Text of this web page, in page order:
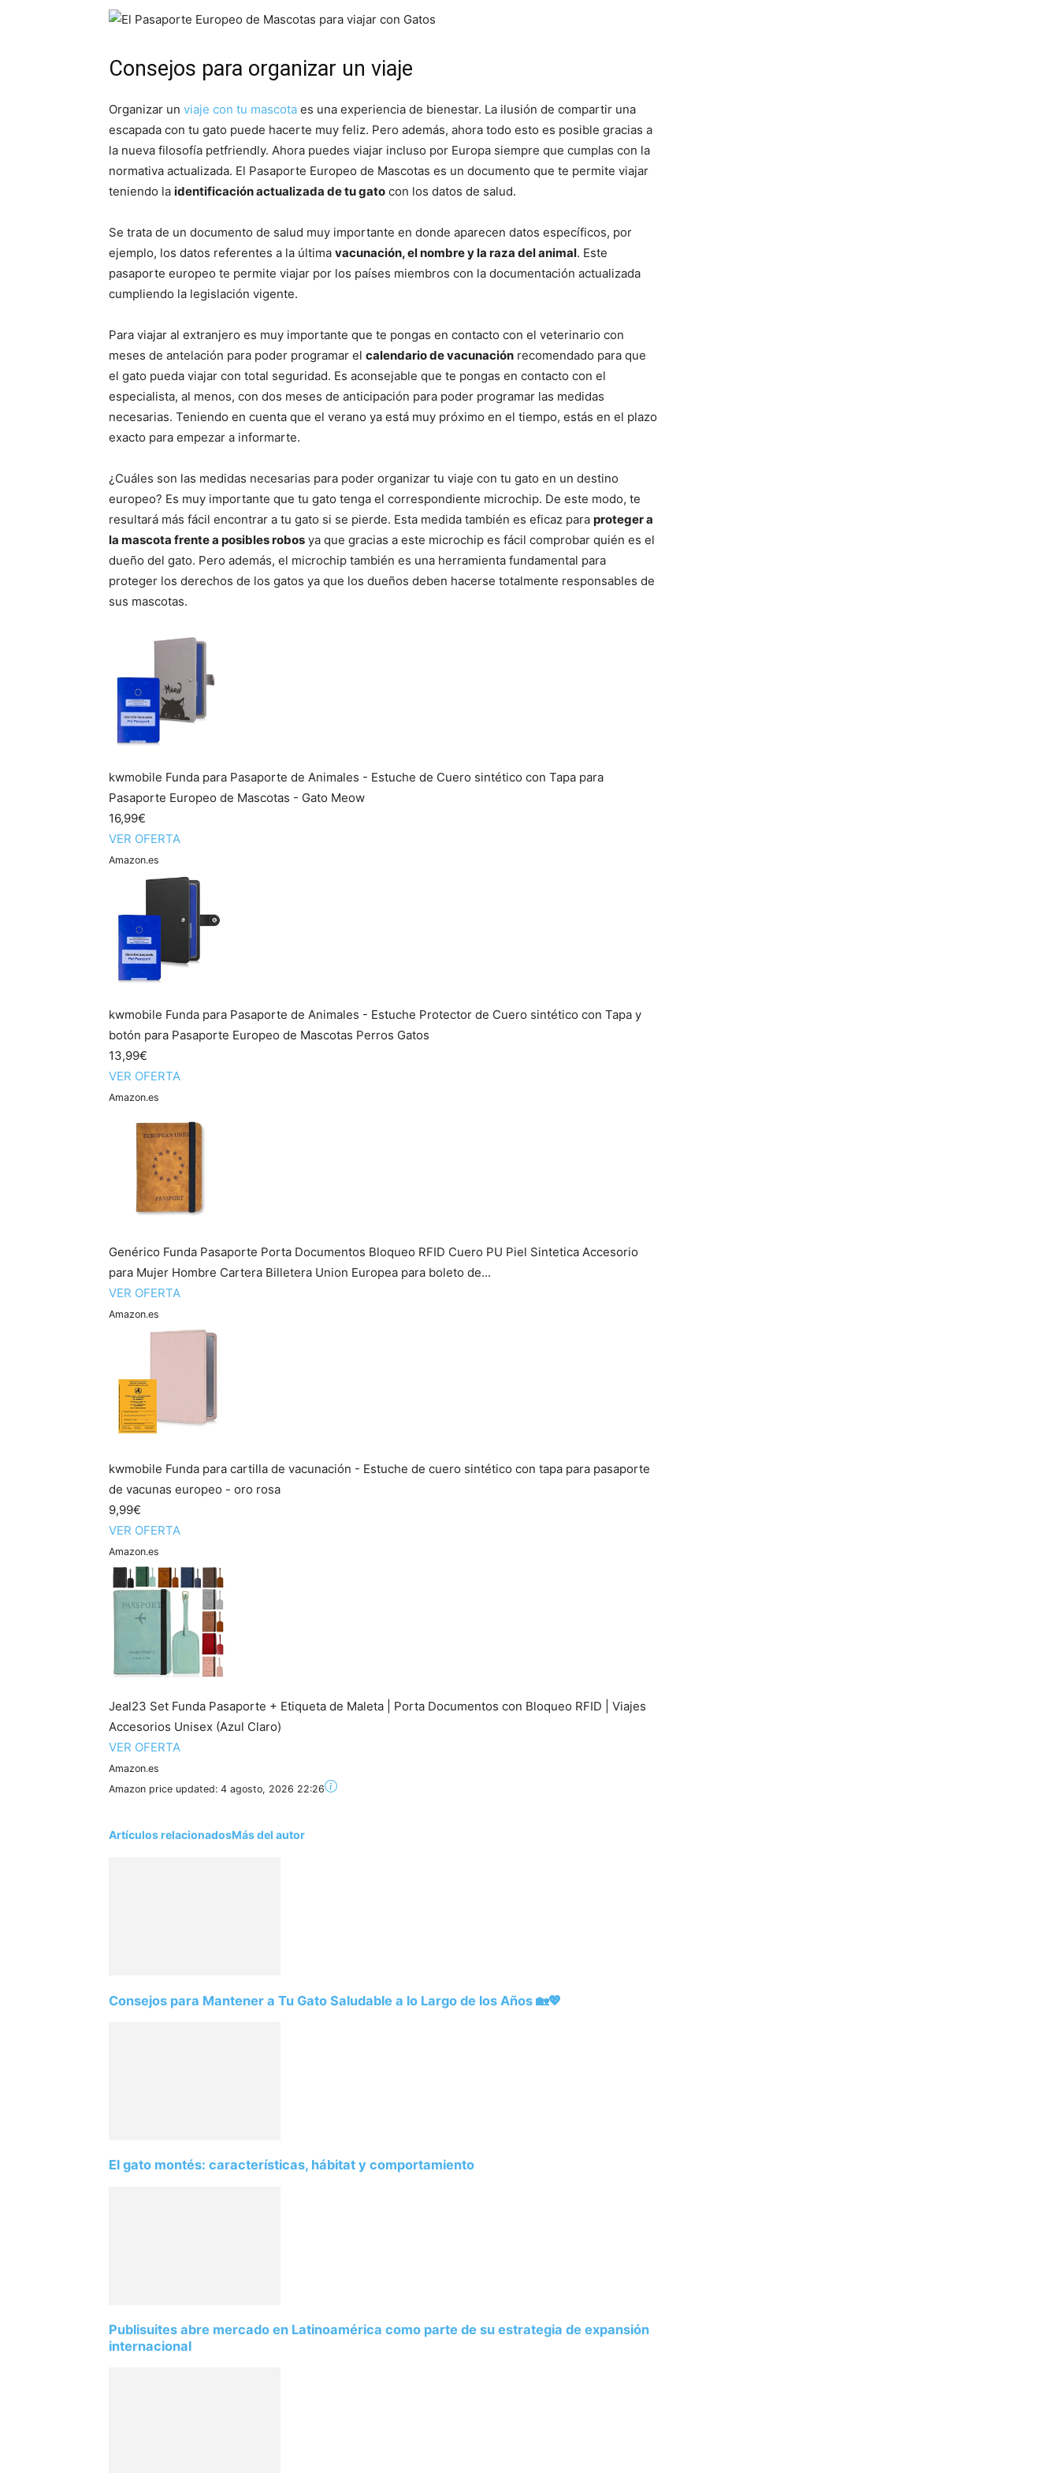
–
Razas
Gatos
Consejos para organizar un viaje
Organizar un viaje con tu mascota es una experiencia de bienestar. La ilusión de compartir una
escapada con tu gato puede hacerte muy feliz. Pero además, ahora todo esto es posible gracias a
la nueva filosofía petfriendly. Ahora puedes viajar incluso por Europa siempre que cumplas con la
normativa actualizada. El Pasaporte Europeo de Mascotas es un documento que te permite viajar
teniendo la identificación actualizada de tu gato con los datos de salud.
Se trata de un documento de salud muy importante en donde aparecen datos específicos, por
ejemplo, los datos referentes a la última vacunación, el nombre y la raza del animal. Este
pasaporte europeo te permite viajar por los países miembros con la documentación actualizada
cumpliendo la legislación vigente.
Para viajar al extranjero es muy importante que te pongas en contacto con el veterinario con
meses de antelación para poder programar el calendario de vacunación recomendado para que
el gato pueda viajar con total seguridad. Es aconsejable que te pongas en contacto con el
especialista, al menos, con dos meses de anticipación para poder programar las medidas
necesarias. Teniendo en cuenta que el verano ya está muy próximo en el tiempo, estás en el plazo
exacto para empezar a informarte.
¿Cuáles son las medidas necesarias para poder organizar tu viaje con tu gato en un destino
europeo? Es muy importante que tu gato tenga el correspondiente microchip. De este modo, te
resultará más fácil encontrar a tu gato si se pierde. Esta medida también es eficaz para proteger a
la mascota frente a posibles robos ya que gracias a este microchip es fácil comprobar quién es el
dueño del gato. Pero además, el microchip también es una herramienta fundamental para
proteger los derechos de los gatos ya que los dueños deben hacerse totalmente responsables de
sus mascotas.
kwmobile Funda para Pasaporte de Animales - Estuche de Cuero sintético con Tapa para
Pasaporte Europeo de Mascotas - Gato Meow
16,99€
VER OFERTA
Amazon.es
kwmobile Funda para Pasaporte de Animales - Estuche Protector de Cuero sintético con Tapa y
botón para Pasaporte Europeo de Mascotas Perros Gatos
13,99€
VER OFERTA
Amazon.es
Genérico Funda Pasaporte Porta Documentos Bloqueo RFID Cuero PU Piel Sintetica Accesorio
para Mujer Hombre Cartera Billetera Union Europea para boleto de...
VER OFERTA
Amazon.es
kwmobile Funda para cartilla de vacunación - Estuche de cuero sintético con tapa para pasaporte
de vacunas europeo - oro rosa
9,99€
VER OFERTA
Amazon.es
Jeal23 Set Funda Pasaporte + Etiqueta de Maleta | Porta Documentos con Bloqueo RFID | Viajes
Accesorios Unisex (Azul Claro)
VER OFERTA
Amazon.es
Amazon price updated: 4 agosto, 2026 22:26
Artículos relacionadosMás del autor
Consejos para Mantener a Tu Gato Saludable a lo Largo de los Años 🏡💖
El gato montés: características, hábitat y comportamiento
Publisuites abre mercado en Latinoamérica como parte de su estrategia de expansión
internacional